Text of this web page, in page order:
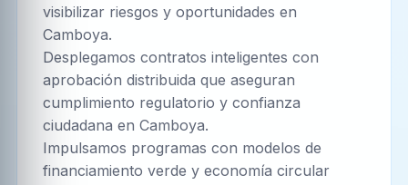
visibilizar riesgos y oportunidades en
Camboya.
Desplegamos contratos inteligentes con
aprobación distribuida que aseguran
cumplimiento regulatorio y confianza
ciudadana en Camboya.
Impulsamos programas con modelos de
financiamiento verde y economía circular